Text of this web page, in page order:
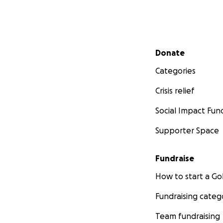
Secondary menu
Donate
Categories
Crisis relief
Social Impact
Supporter Space
Fundraise
How to start a
Fundraising
Team fundraising